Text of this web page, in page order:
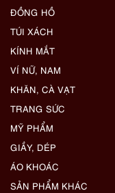
ĐỒNG HỒ
TÚI XÁCH
KÍNH MẮT
VÍ NỮ, NAM
KHĂN, CÀ VẠT
TRANG SỨC
MỸ PHẨM
GIẦY, DÉP
ÁO KHOÁC
SẢN PHẨM KHÁC